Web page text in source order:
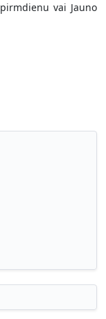
vai Jauno